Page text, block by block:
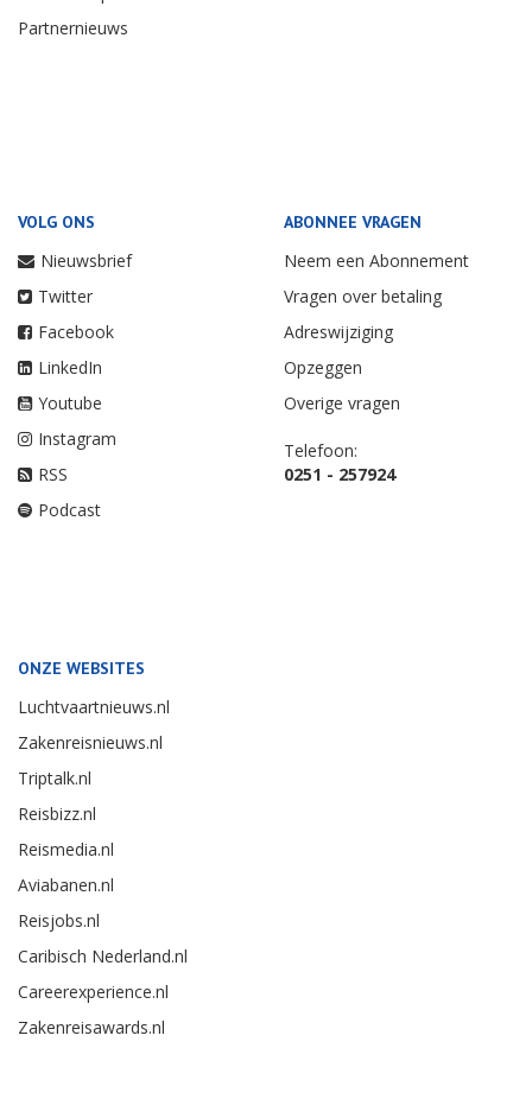
Partnernieuws
VOLG ONS
Nieuwsbrief
Twitter
Facebook
LinkedIn
Youtube
Instagram
RSS
Podcast
ABONNEE VRAGEN
Neem een Abonnement
Vragen over betaling
Adreswijziging
Opzeggen
Overige vragen
Telefoon:
0251 - 257924
ONZE WEBSITES
Luchtvaartnieuws.nl
Zakenreisnieuws.nl
Triptalk.nl
Reisbizz.nl
Reismedia.nl
Aviabanen.nl
Reisjobs.nl
Caribisch Nederland.nl
Careerexperience.nl
Zakenreisawards.nl